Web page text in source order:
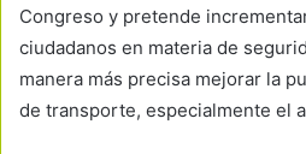
Congreso y pretende
ciudadanos en materia de
manera más precisa mejorar la
de transporte, especialmente el